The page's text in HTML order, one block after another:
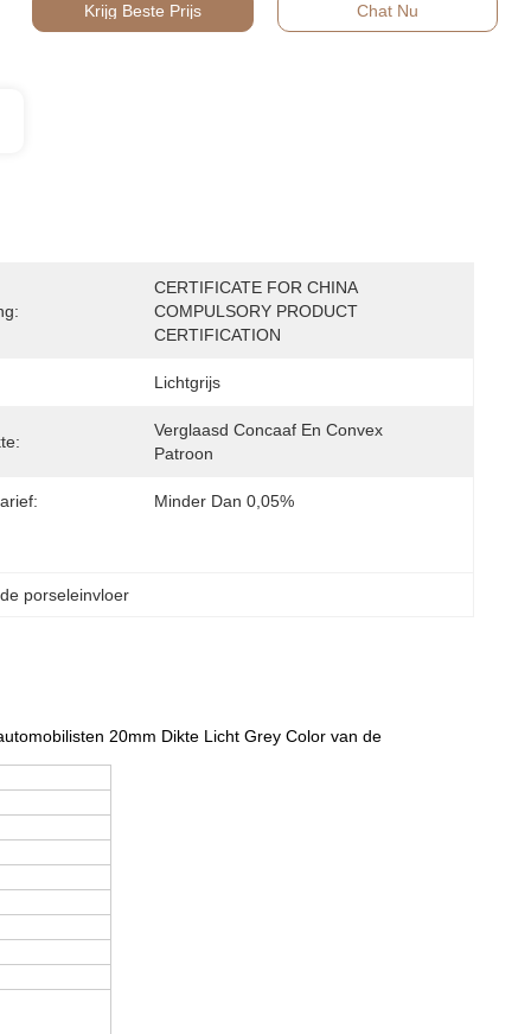
Krijg Beste Prijs Chat Nu
CERTIFICATE FOR CHINA
COMPULSORY PRODUCT
CERTIFICATION
Lichtgrijs
Verglaasd Concaaf En Convex
Patroon
Minder Dan 0,05%
porseleinvloer
20mm Dikte Licht Grey Color van de